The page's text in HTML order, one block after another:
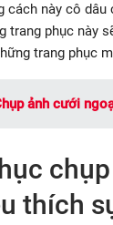
cách này cô
trang phục này
trang phục
ảnh cưới
thích